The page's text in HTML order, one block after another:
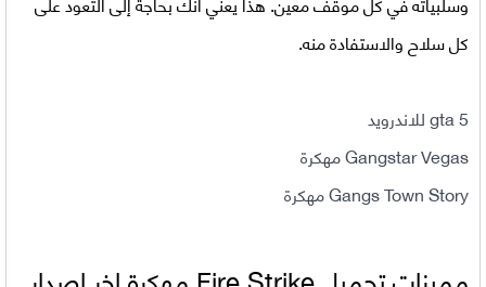
كل سلاح والاستفادة منه.
gta 5 للاندرويد
Gangstar Vegas مهكرة
Gangs Town Story مهكرة